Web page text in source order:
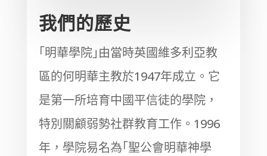
我們的歷史
｢明華學院｣由當時英國維多利亞教
區的何明華主教於1947年成立。它
是第一所培育中國平信徒的學院，
特別關顧弱勢社群教育工作。1996
年，學院易名為｢聖公會明華神學